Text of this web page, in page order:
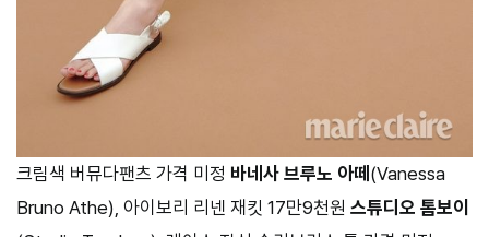
크림색 버뮤다팬츠 가격 미정 바네사 브루노 아떼 (Vanessa
Bruno Athe), 아이보리 리넨 재킷 17만9천원 스튜디오 톰보이